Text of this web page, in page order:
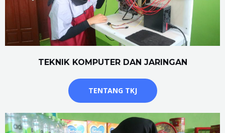
TEKNIK KOMPUTER DAN JARINGAN
TENTANG TKJ